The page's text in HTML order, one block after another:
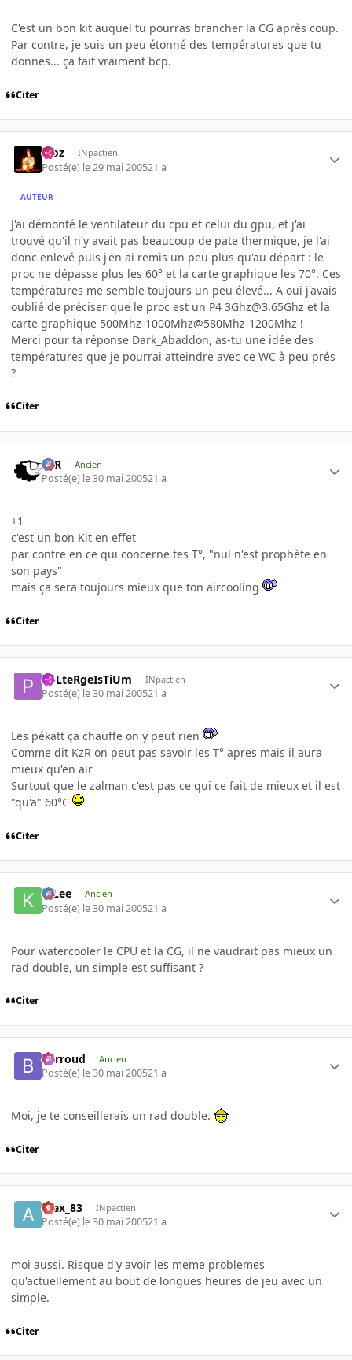
C'est un bon kit auquel tu pourras brancher la CG après coup.
Par contre, je suis un peu étonné des températures que tu
donnes... ça fait vraiment bcp.
Citer
Moz INpactien
Posté(e) le 29 mai 200521 a
AUTEUR
J'ai démonté le ventilateur du cpu et celui du gpu, et j'ai
trouvé qu'il n'y avait pas beaucoup de pate thermique, je l'ai
donc enlevé puis j'en ai remis un peu plus qu'au départ : le
proc ne dépasse plus les 60° et la carte graphique les 70°. Ces
températures me semble toujours un peu élevé... A oui j'avais
oublié de préciser que le proc est un P4 3Ghz@3.65Ghz et la
carte graphique 500Mhz-1000Mhz@580Mhz-1200Mhz !
Merci pour ta réponse Dark_Abaddon, as-tu une idée des
températures que je pourrai atteindre avec ce WC à peu prés
?
Citer
KzR Ancien
Posté(e) le 30 mai 200521 a
+1
c'est un bon Kit en effet
par contre en ce qui concerne tes T°, "nul n'est prophète en
son pays"
mais ça sera toujours mieux que ton aircooling
Citer
PoLteRgeIsTiUm INpactien
Posté(e) le 30 mai 200521 a
Les pékatt ça chauffe on y peut rien
Comme dit KzR on peut pas savoir les T° apres mais il aura
mieux qu'en air
Surtout que le zalman c'est pas ce qui ce fait de mieux et il est
"qu'a" 60°C
Citer
K-Lee Ancien
Posté(e) le 30 mai 200521 a
Pour watercooler le CPU et la CG, il ne vaudrait pas mieux un
rad double, un simple est suffisant ?
Citer
Barroud Ancien
Posté(e) le 30 mai 200521 a
Moi, je te conseillerais un rad double.
Citer
Alex_83 INpactien
Posté(e) le 30 mai 200521 a
moi aussi. Risque d'y avoir les meme problemes
qu'actuellement au bout de longues heures de jeu avec un
simple.
Citer